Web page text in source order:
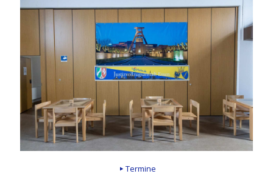
Termine